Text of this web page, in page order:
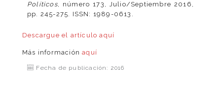
Políticos, número 173, Julio/Septiembre 2016,
pp. 245-275. ISSN: 1989-0613.
Descargue el artículoaquí
Más informaciónaquí
Fecha de publicación: 2016